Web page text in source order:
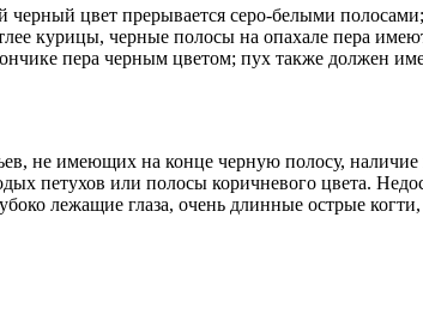
цвет прерывается серо-белыми
курицы, черные полосы на опахале пера
пера черным цветом; пух также должен
не имеющих на конце черную полосу,
петухов или полосы коричневого цвета.
лежащие глаза, очень длинные острые